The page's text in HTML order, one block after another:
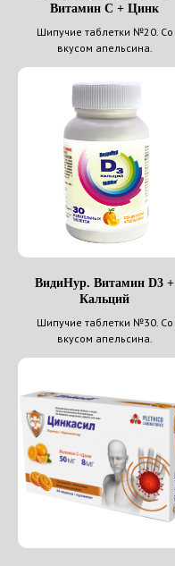
Витамин C + Цинк
Шипучие таблетки №20. Со
вкусом апельсина.
ВидиНур. Витамин D3 +
Кальций
Шипучие таблетки №30. Со
вкусом апельсина.